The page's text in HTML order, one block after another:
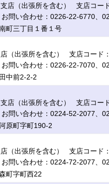
店（出張所を含む） 支店コー
問い合わせ：0226-22-6770、
町三丁目１番１号
（出張所を含む） 支店コード
問い合わせ：0226-22-7070、
中前2-2-2
店（出張所を含む） 支店コー
問い合わせ：0224-52-2077、
原町字町190-2
（出張所を含む） 支店コード
問い合わせ：0224-72-2077、
町字町西22